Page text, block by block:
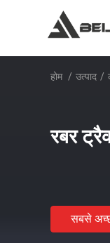
होम / उत्पाद /
रबर
सबसे